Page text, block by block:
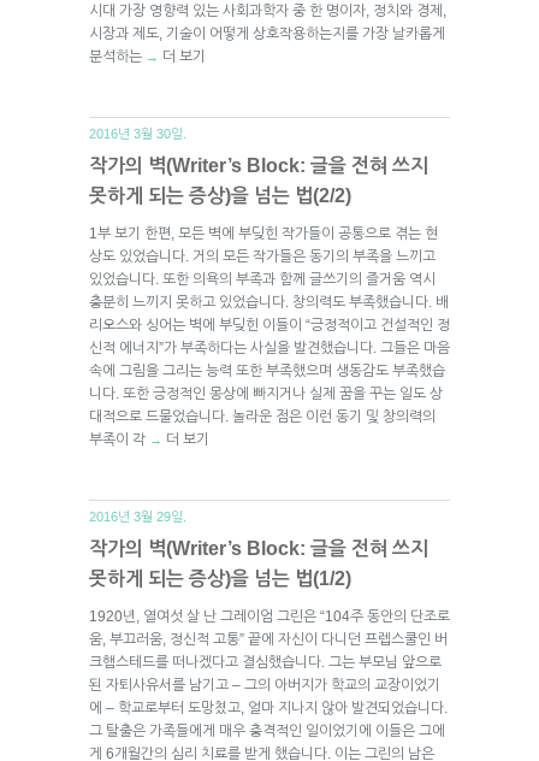
시대 가장 영향력 있는 사회과학자 중 한 명이자, 정치와 경제,
시장과 제도, 기술이 어떻게 상호작용하는지를 가장 날카롭게
분석하는 → 더 보기
2016년 3월 30일.
작가의 벽(Writer’s Block: 글을 전혀 쓰지
못하게 되는 증상)을 넘는 법(2/2)
1부 보기 한편, 모든 벽에 부딪힌 작가들이 공통으로 겪는 현
상도 있었습니다. 거의 모든 작가들은 동기의 부족을 느끼고
있었습니다. 또한 의욕의 부족과 함께 글쓰기의 즐거움 역시
충분히 느끼지 못하고 있었습니다. 창의력도 부족했습니다. 배
리오스와 싱어는 벽에 부딪힌 이들이 “긍정적이고 건설적인 정
신적 에너지”가 부족하다는 사실을 발견했습니다. 그들은 마음
속에 그림을 그리는 능력 또한 부족했으며 생동감도 부족했습
니다. 또한 긍정적인 몽상에 빠지거나 실제 꿈을 꾸는 일도 상
대적으로 드물었습니다. 놀라운 점은 이런 동기 및 창의력의
부족이 각 → 더 보기
2016년 3월 29일.
작가의 벽(Writer’s Block: 글을 전혀 쓰지
못하게 되는 증상)을 넘는 법(1/2)
1920년, 열여섯 살 난 그레이엄 그린은 “104주 동안의 단조로
움, 부끄러움, 정신적 고통” 끝에 자신이 다니던 프렙스쿨인 버
크햄스테드를 떠나겠다고 결심했습니다. 그는 부모님 앞으로
된 자퇴사유서를 남기고 – 그의 아버지가 학교의 교장이었기
에 – 학교로부터 도망쳤고, 얼마 지나지 않아 발견되었습니다.
그 탈출은 가족들에게 매우 충격적인 일이었기에 이들은 그에
게 6개월간의 심리 치료를 받게 했습니다. 이는 그린의 남은